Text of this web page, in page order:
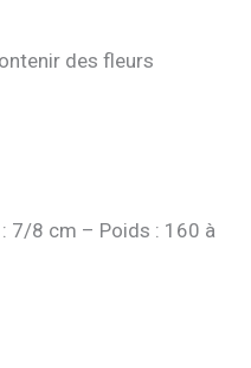
des fleurs
7/8 cm – Poids : 160 à